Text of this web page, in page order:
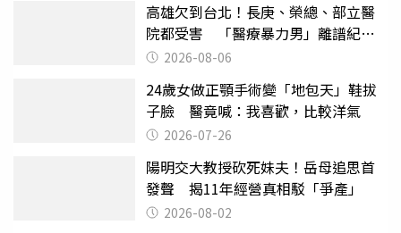
高雄欠到台北！長庚、榮總、部立醫
院都受害 「醫療暴力男」離譜紀錄
曝光2026-08-06
24歲女做正顎手術變「地包天」鞋拔
子臉 醫竟喊：我喜歡，比較洋氣
2026-07-26
陽明交大教授砍死妹夫！岳母追思首
發聲 揭11年經營真相駁「爭產」
2026-08-02